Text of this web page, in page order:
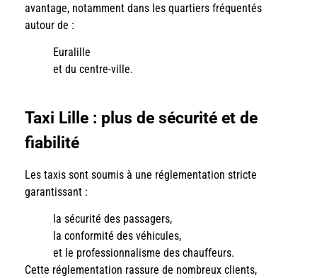
avantage, notamment dans les quartiers fréquentés
autour de :
Euralille
et du centre-ville.
Taxi Lille : plus de sécurité et de
fiabilité
Les taxis sont soumis à une réglementation stricte
garantissant :
la sécurité des passagers,
la conformité des véhicules,
et le professionnalisme des chauffeurs.
Cette réglementation rassure de nombreux clients,